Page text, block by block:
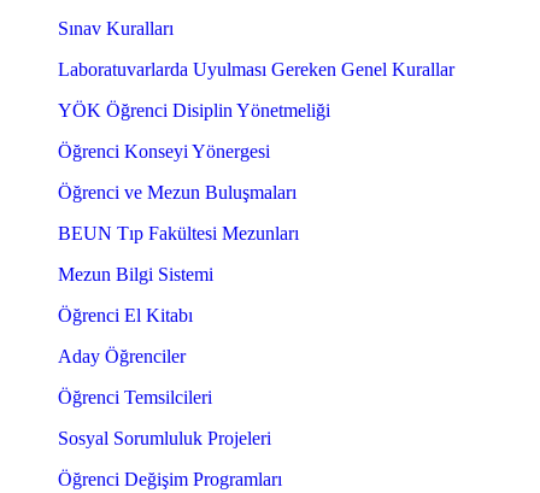
Sınav Kuralları
Laboratuvarlarda Uyulması Gereken Genel Kurallar
YÖK Öğrenci Disiplin Yönetmeliği
Öğrenci Konseyi Yönergesi
Öğrenci ve Mezun Buluşmaları
BEUN Tıp Fakültesi Mezunları
Mezun Bilgi Sistemi
Öğrenci El Kitabı
Aday Öğrenciler
Öğrenci Temsilcileri
Sosyal Sorumluluk Projeleri
Öğrenci Değişim Programları